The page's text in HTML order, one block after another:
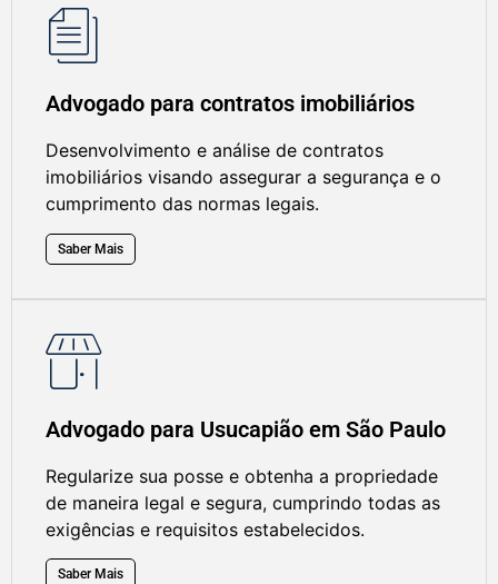
Advogado para contratos imobiliários
Desenvolvimento e análise de contratos
imobiliários visando assegurar a segurança e o
cumprimento das normas legais.
Saber Mais
Advogado para Usucapião em São Paulo
Regularize sua posse e obtenha a propriedade
de maneira legal e segura, cumprindo todas as
exigências e requisitos estabelecidos.
Saber Mais